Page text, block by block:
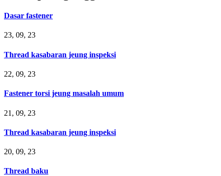
Dasar fastener
23, 09, 23
Thread kasabaran jeung inspeksi
22, 09, 23
Fastener torsi jeung masalah umum
21, 09, 23
Thread kasabaran jeung inspeksi
20, 09, 23
Thread baku